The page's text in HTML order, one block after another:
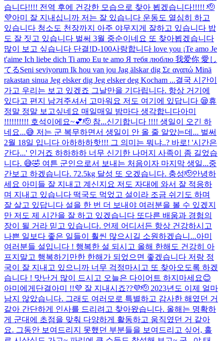
습니다!!!! 전역 후에 건강한 모습으로 찾아 뵙겠습니다!!!!! 🫡
💜아미 잘 지내십니까 저는 잘 있습니다 운동도 열심히 하고
있습니다 청소도 천장까지 아주 야무지게 잘하고 있습니다 밥
도 잘 짓고 있습니다 벌써 3월 중순이네요 또 찾아뵙겠습니다
많이 보고 싶습니다 단결!D-100사랑합니다 love you ¡Te amo Je
t'aime Ich liebe dich Ti amo Eu te amo Я тебя люблю 我爱你 愛し
てるSeni seviyorum Ik hou van jou Jag älskar dig Σε αγαπώ Minä
rakastan sinua Jeg elsker dig Jeg elsker deg Kocham ...결국 시간이
가고 우리는 보고 있겠죠 그날만을 기다립니다. 항상 거기에
있다고 편지 남겨주셔서 고마워요 저도 여기에 있답니다 😪휴
정말 정말 보고싶네요 매일매일 밤마다 생각합니다아미
!!!!!!!!!! 호석이에요~💕🫡 참...신기합니다 !!!! 생일이 오긴 하
네요...😅 저는 군 복무하면서 생일이 안 올 줄 알았는데... 벌써
2월 18일 입니다 아하하하핫!!! 그 의미는 뭐냐..? 바로! '시간은
간다...' 인거죠 하하하하 너무 신기한 나머지 사족이 좀 길었습
니다. 😅🤣 여튼 군인으로서 보내는 처음이자 마지막 생일...중
간보고 하겠습니다. 72.5kg 달성 또 오겠습니다. 충성🫡안녕하
세요 아미들 잘 지내고 계신지요 저도 자대에 와서 잘 적응하
며 지내고 있습니다 떡국도 먹었고 설이라 조금 쉬기도 하며
잘 살고 있답니다 설을 한 번 더 보내야 여러분을 볼 수 있겠지
만 저도 제 시간을 잘 하고 있겠습니다 또다른 배움과 경험의
장이 될 거라 믿고 있습니다. 언제 어디서든 항상 건강하시고
나쁜 일보다 좋은 일들이 훨씬 많으시길 소원하겠습니...아미
여러분들 설입니다 ! 행복한 설 되시고 올해 한해도 건강히 아
프지말고 행복하기만한 한해가 되었으면 좋겠습니다 저랑 정
국이 잘 지내고 있으니까 너무 걱정마시고 또 찾아오도록 하겠
습니다 ! 맛난거 많이 드시고 오늘은 다이어트 하지마세요😊
아미에게 단결아미 !!💜 잘 지내시죠??💜🫡 2023년도 이제 얼마
남지 않았습니다. 그래도 여러모로 특별하고 감사한 해였던 거
같아 간단하게 인사를 드리려고 찾아왔습니다. 올해는 명확하
게 군대에 초점을 맞춰 다양하게 활동하고 움직였던 거 같아
요. 그동안 보여드리지 못했던 부분들을 보여드리고 싶어, 홀